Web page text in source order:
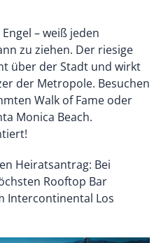
– weiß jeden
zu ziehen. Der riesige
über der Stadt und wirkt
der Metropole. Besuchen
Walk of Fame oder
Monica Beach.
Heiratsantrag: Bei
Rooftop Bar
Intercontinental Los